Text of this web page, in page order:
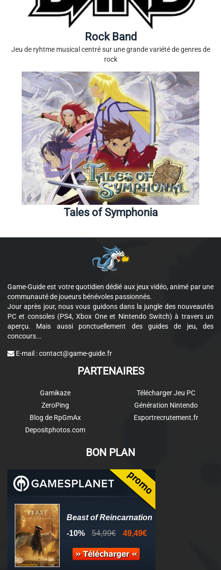
Rock Band
Jeu de ryhtme musical centré sur une grande variété de genres de
rock
Tales of Symphonia
Game-Guide est votre quotidien dédié aux jeux vidéo, animé par une
communauté de joueurs bénévoles passionnés.
Jour après jour, nous vous guidons dans la jungle des nouveautés
PC et consoles (PS4, Xbox One et Nintendo Switch) à travers un
aperçu. Mais aussi ponctuellement des guides de jeu, des
concours...
E-mail :contact@game-guide.fr
PARTENAIRES
Gamikaze
ZeroPing
Blog de RpGmAx
Depositphotos.com
Télécharger Jeu PC
Génération Nintendo
Esportrecrutement.fr
BON PLAN